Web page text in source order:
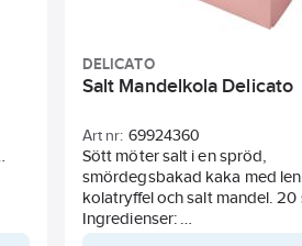
DELICATO
Salt Mandelkola Delicato
Art nr: 69924360
Sött möter salt i en spröd,
smördegsbakad kaka med len
kolatryffel och salt mandel. 20
Ingredienser: